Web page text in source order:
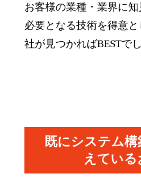
お客様の業種・業界に
必要となる技術を得意
社が見つかればBESTでし
既にシステム
えてい